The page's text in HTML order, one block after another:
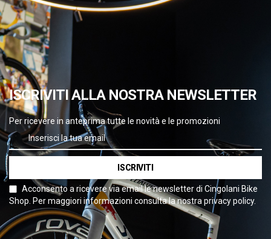
ISCRIVITI ALLA NOSTRA NEWSLETTER
Per ricevere in anteprima tutte le novità e le promozioni
ISCRIVITI
Acconsento a ricevere via email le newsletter di Cingolani Bike
Shop. Per maggiori informazioni consulta la nostra privacy policy.